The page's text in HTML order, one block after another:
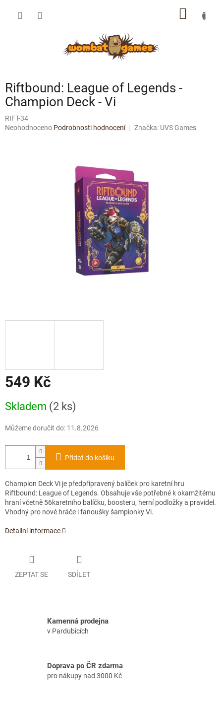
Riftbound: League of Legends -
Champion Deck - Vi
RIFT-34
Průměrné
Neohodnoceno Podrobnosti hodnocení Značka: UVS Games
549 Kč
cena:
Skladem (2 ks)
Můžeme doručit do: 11.8.2026
Přidat do košíku
Champion Deck Vi je předpřipravený balíček pro karetní hru
Riftbound: League of Legends. Obsahuje vše potřebné k okamžitému
hraní včetně 56karetního balíčku, boosteru, herní podložky a pravidel.
Vhodný pro nové hráče i fanoušky šampionky Vi.
Detailní informace
ZEPTAT SE SDÍLET
Kamenná prodejna
v Pardubicích
Doprava po ČR zdarma
pro nákupy nad 3000 Kč